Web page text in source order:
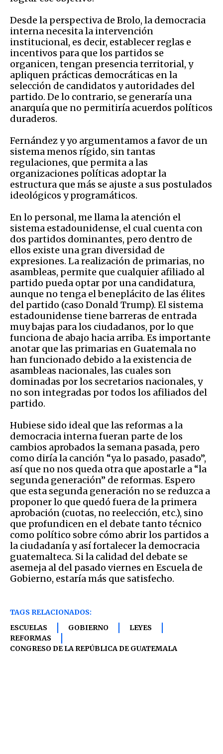
Desde la perspectiva de Brolo, la democracia
interna necesita la intervención
institucional, es decir, establecer reglas e
incentivos para que los partidos se
organicen, tengan presencia territorial, y
apliquen prácticas democráticas en la
selección de candidatos y autoridades del
partido. De lo contrario, se generaría una
anarquía que no permitiría acuerdos políticos
duraderos.
Fernández y yo argumentamos a favor de un
sistema menos rígido, sin tantas
regulaciones, que permita a las
organizaciones políticas adoptar la
estructura que más se ajuste a sus postulados
ideológicos y programáticos.
En lo personal, me llama la atención el
sistema estadounidense, el cual cuenta con
dos partidos dominantes, pero dentro de
ellos existe una gran diversidad de
expresiones. La realización de primarias, no
asambleas, permite que cualquier afiliado al
partido pueda optar por una candidatura,
aunque no tenga el beneplácito de las élites
del partido (caso Donald Trump). El sistema
estadounidense tiene barreras de entrada
muy bajas para los ciudadanos, por lo que
funciona de abajo hacia arriba. Es importante
anotar que las primarias en Guatemala no
han funcionado debido a la existencia de
asambleas nacionales, las cuales son
dominadas por los secretarios nacionales, y
no son integradas por todos los afiliados del
partido.
Hubiese sido ideal que las reformas a la
democracia interna fueran parte de los
cambios aprobados la semana pasada, pero
como diría la canción “ya lo pasado, pasado”,
así que no nos queda otra que apostarle a “la
segunda generación” de reformas. Espero
que esta segunda generación no se reduzca a
proponer lo que quedó fuera de la primera
aprobación (cuotas, no reelección, etc.), sino
que profundicen en el debate tanto técnico
como político sobre cómo abrir los partidos a
la ciudadanía y así fortalecer la democracia
guatemalteca. Si la calidad del debate se
asemeja al del pasado viernes en Escuela de
Gobierno, estaría más que satisfecho.
TAGS RELACIONADOS:
ESCUELAS
GOBIERNO
LEYES
REFORMAS
CONGRESO DE LA REPÚBLICA DE GUATEMALA